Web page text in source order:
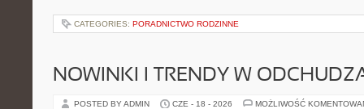
CATEGORIES: PORADNICTWO RODZINNE
NOWINKI I TRENDY W
POSTED BY ADMIN CZE - 18 - 2026 MOŻLIWOŚĆ